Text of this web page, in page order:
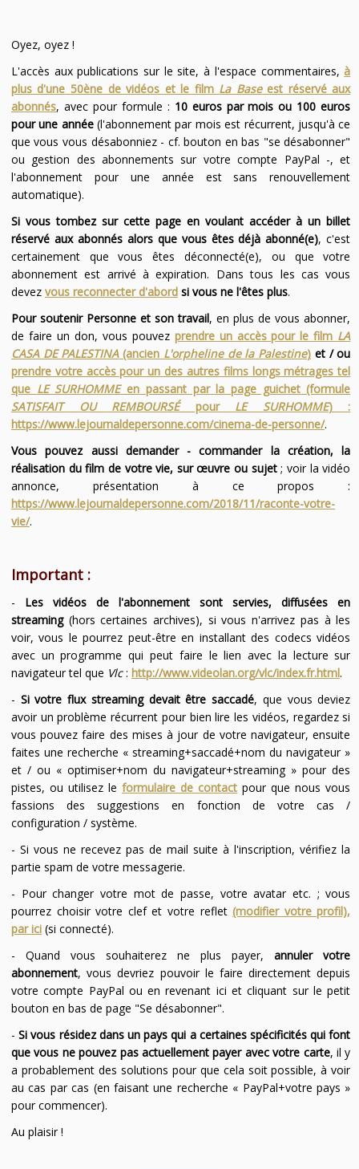
Oyez, oyez !
L'accès aux publications sur le site, à l'espace commentaires,à
plus d'une 50ène de vidéos et le film La Baseest réservé aux
abonnés, avec pour formule : 10 euros par mois ou 100 euros
pour une année(l'abonnement par mois est récurrent, jusqu'à ce
que vous vous désabonniez - cf. bouton en bas "se désabonner"
ou gestion des abonnements sur votre compte PayPal -, et
l'abonnement pour une année est sans renouvellement
automatique).
Si vous tombez sur cette page en voulant accéder à un billet
réservé aux abonnés alors que vous êtes déjà abonné(e), c'est
certainement que vous êtes déconnecté(e), ou que votre
abonnement est arrivé à expiration. Dans tous les cas vous
devez vous reconnecter d'abordsi vous ne l'êtes plus.
Pour soutenir Personne et son travail, en plus de vous abonner,
de faire un don, vous pouvez prendre un accès pour le film LA
CASA DE PALESTINA(ancien L'orpheline de la Palestine) et / ou
prendre votre accès pour un des autres films longs métrages tel
que LE SURHOMMEen passant par la page guichet (formule
SATISFAIT OU REMBOURSÉpour LE SURHOMME) :
https://www.lejournaldepersonne.com/cinema-de-personne/.
Vous pouvez aussi demander - commander la création, la
réalisation du film de votre vie, sur œuvre ou sujet; voir la vidéo
annonce, présentation à ce propos :
https://www.lejournaldepersonne.com/2018/11/raconte-votre-
vie/.
Important :
- Les vidéos de l'abonnement sont servies, diffusées en
streaming(hors certaines archives), si vous n'arrivez pas à les
voir, vous le pourrez peut-être en installant des codecs vidéos
avec un programme qui peut faire le lien avec la lecture sur
navigateur tel que Vlc: http://www.videolan.org/vlc/index.fr.html.
- Si votre flux streaming devait être saccadé, que vous deviez
avoir un problème récurrent pour bien lire les vidéos, regardez si
vous pouvez faire des mises à jour de votre navigateur, ensuite
faites une recherche « streaming+saccadé+nom du navigateur »
et / ou « optimiser+nom du navigateur+streaming » pour des
pistes, ou utilisez leformulaire de contact pour que nous vous
fassions des suggestions en fonction de votre cas /
configuration / système.
- Si vous ne recevez pas de mail suite à l'inscription, vérifiez la
partie spam de votre messagerie.
- Pour changer votre mot de passe, votre avatar etc. ; vous
pourrez choisir votre clef et votre reflet(modifier votre profil),
par ici(si connecté).
- Quand vous souhaiterez ne plus payer,annuler votre
abonnement, vous devriez pouvoir le faire directement depuis
votre compte PayPal ou en revenant ici et cliquant sur le petit
bouton en bas de page "Se désabonner".
-Si vous résidez dans un pays qui a certaines spécificités qui font
que vous ne pouvez pas actuellement payer avec votre carte, il y
a probablement des solutions pour que cela soit possible, à voir
au cas par cas (en faisant une recherche « PayPal+votre pays »
pour commencer).
Au plaisir !